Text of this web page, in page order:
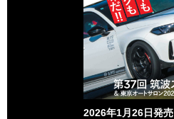
2026年1月26日発売